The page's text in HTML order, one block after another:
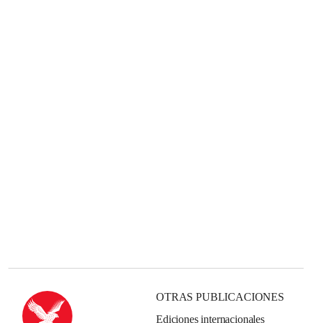
OTRAS PUBLICACIONES
Ediciones internacionales